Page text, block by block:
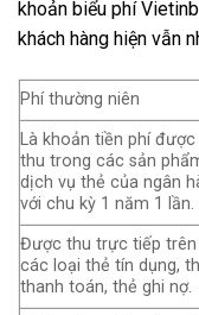
khoản biểu phí
khách hàng hiện vẫn
Phí thường niên
Là khoản tiền phí được
thu trong các sản
dịch vụ thẻ của ngân
với chu kỳ 1 năm 1 lần.
Được thu trực tiếp trên
các loại thẻ tín dụng,
thanh toán, thẻ ghi nợ.